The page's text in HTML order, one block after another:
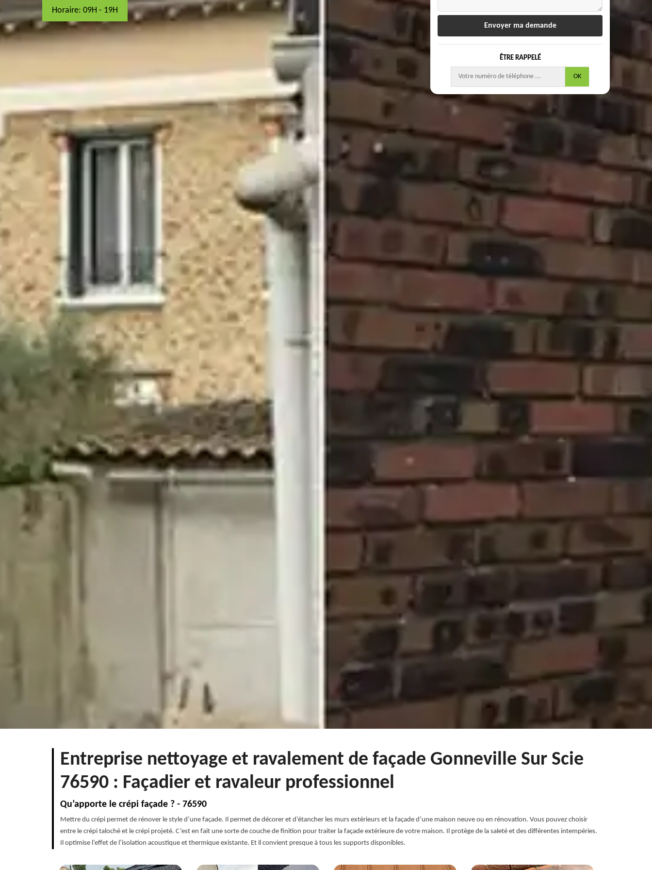
Horaire: 09H - 19H
ÊTRE RAPPELÉ
Entreprise nettoyage et ravalement de façade Gonneville Sur Scie
76590 : Façadier et ravaleur professionnel
Qu’apporte le crépi façade ? - 76590
Mettre du crépi permet de rénover le style d’une façade. Il permet de décorer et d’étancher les murs extérieurs et la façade d’une maison neuve ou en rénovation. Vous pouvez choisir
entre le crépi taloché et le crépi projeté. C’est en fait une sorte de couche de finition pour traiter la façade extérieure de votre maison. Il protège de la saleté et des différentes intempéries.
Il optimise l’effet de l’isolation acoustique et thermique existante. Et il convient presque à tous les supports disponibles.